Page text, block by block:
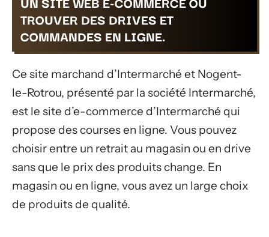
TROUVER DES DRIVES ET
COMMANDES EN LIGNE.
Ce site marchand d’Intermarché et Nogent-
le-Rotrou, présenté par la société Intermarché,
est le site d’e-commerce d’Intermarché qui
propose des courses en ligne. Vous pouvez
choisir entre un retrait au magasin ou en drive
sans que le prix des produits change. En
magasin ou en ligne, vous avez un large choix
de produits de qualité.